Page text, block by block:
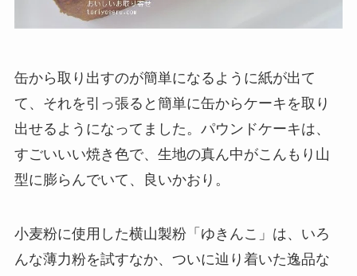
缶から取り出すのが簡単になるように紙が出て
て、それを引っ張ると簡単に缶からケーキを取り
出せるようになってました。パウンドケーキは、
すごいいい焼き色で、生地の真ん中がこんもり山
型に膨らんでいて、良いかおり。
小麦粉に使用した横山製粉「ゆきんこ」は、いろ
んな薄力粉を試すなか、ついに辿り着いた逸品な